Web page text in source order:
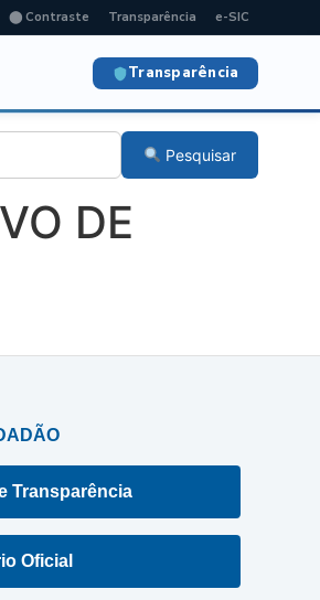
⬤ Contraste Transparência e-SIC
Transparência
Pesquisar
DE
Transparência
Oficial